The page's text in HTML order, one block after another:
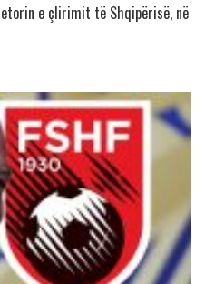
e çlirimit të Shqipërisë, në